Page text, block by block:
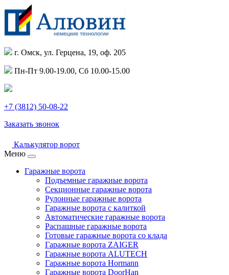
г. Омск, ул. Герцена, 19, оф. 205
Пн-Пт 9.00-19.00, Сб 10.00-15.00
+7 (3812) 50-08-22
Заказать звонок
Калькулятор ворот
Меню
Гаражные ворота
Подъемные гаражные ворота
Секционные гаражные ворота
Рулонные гаражные ворота
Гаражные ворота с калиткой
Автоматические гаражные ворота
Распашные гаражные ворота
Готовые гаражные ворота со клада
Гаражные ворота ZAIGER
Гаражные ворота ALUTECH
Гаражные ворота Hormann
Гаражные ворота DoorHan